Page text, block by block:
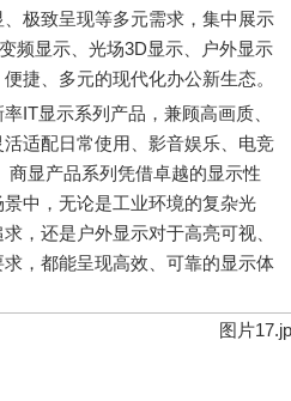
极致呈现等多元需求，集中展示
频显示、光场3D显示、户外显示
捷、多元的现代化办公新生态。
显示系列产品，兼顾高画质、
适配日常使用、影音娱乐、电竞
商显产品系列凭借卓越的显示性
中，无论是工业环境的复杂光
，还是户外显示对于高亮可视、
，都能呈现高效、可靠的显示体